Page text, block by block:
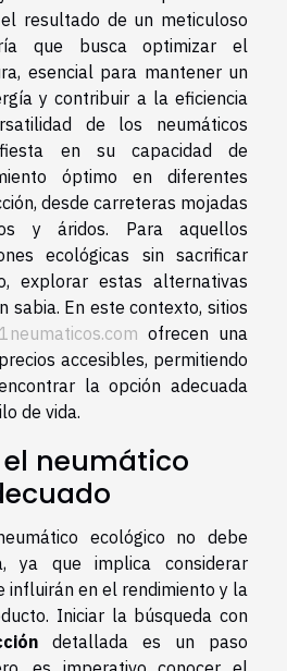
resultado de un meticuloso
que busca optimizar el
esencial para mantener un
y contribuir a la eficiencia
de los neumáticos
en su capacidad de
óptimo en diferentes
desde carreteras mojadas
y áridos. Para aquellos
ecológicas sin sacrificar
explorar estas alternativas
sabia. En este contexto, sitios
ofrecen una
accesibles, permitiendo
la opción adecuada
de vida.
neumático
ecológico no debe
ya que implica considerar
influirán en el rendimiento y la
Iniciar la búsqueda con
detallada es un paso